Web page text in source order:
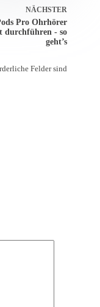
NÄCHSTER
Pro Ohrhörer
durchführen - so
geht’s
Felder sind